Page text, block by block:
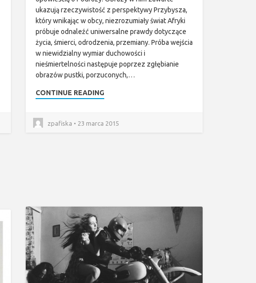
ukazują rzeczywistość z perspektywy Przybysza,
który wnikając w obcy, niezrozumiały świat Afryki
próbuje odnaleźć uniwersalne prawdy dotyczące
życia, śmierci, odrodzenia, przemiany. Próba wejścia
w niewidzialny wymiar duchowości i
nieśmiertelności następuje poprzez zgłębianie
obrazów pustki, porzuconych,…
CONTINUE READING
zpafiska • 23 marca 2015